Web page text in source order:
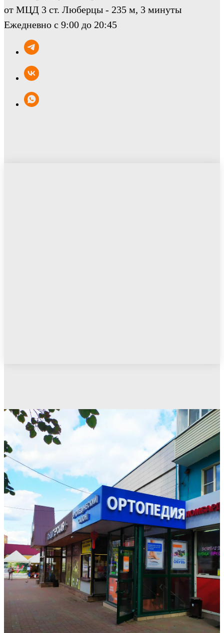
от МЦД 3 ст. Люберцы - 235 м, 3 минуты
Ежедневно с 9:00 до 20:45